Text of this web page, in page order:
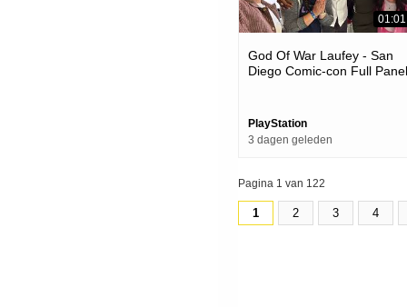
God Of War Laufey - San
Diego Comic-con Full
PlayStation
3 dagen geleden
Pagina 1 van 122
1 2 3 4